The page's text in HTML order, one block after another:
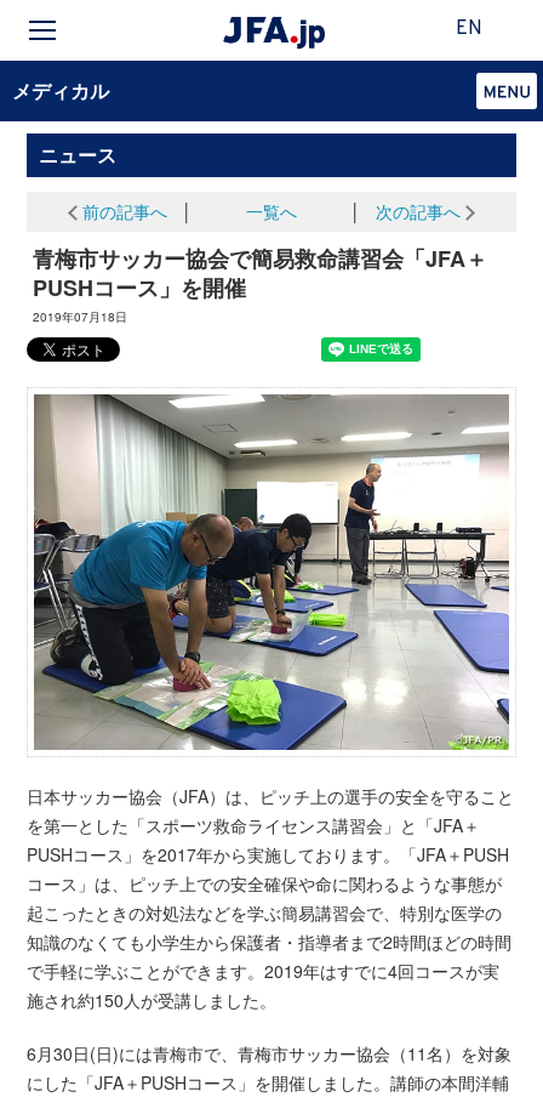
EN
メディカル
ニュース
前の記事へ 一覧へ 次の記事へ
青梅市サッカー協会で簡易救命講習会「JFA＋
PUSHコース」を開催
2019年07月18日
日本サッカー協会（JFA）は、ピッチ上の選手の安全を守ること
を第一とした「スポーツ救命ライセンス講習会」と「JFA＋
PUSHコース」を2017年から実施しております。「JFA＋PUSH
コース」は、ピッチ上での安全確保や命に関わるような事態が
起こったときの対処法などを学ぶ簡易講習会で、特別な医学の
知識のなくても小学生から保護者・指導者まで2時間ほどの時間
で手軽に学ぶことができます。2019年はすでに4回コースが実
施され約150人が受講しました。
6月30日(日)には青梅市で、青梅市サッカー協会（11名）を対象
にした「JFA＋PUSHコース」を開催しました。講師の本間洋輔